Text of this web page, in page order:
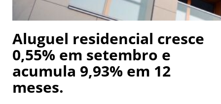
Aluguel residencial cresce
0,55% em setembro e
acumula 9,93% em 12
meses.